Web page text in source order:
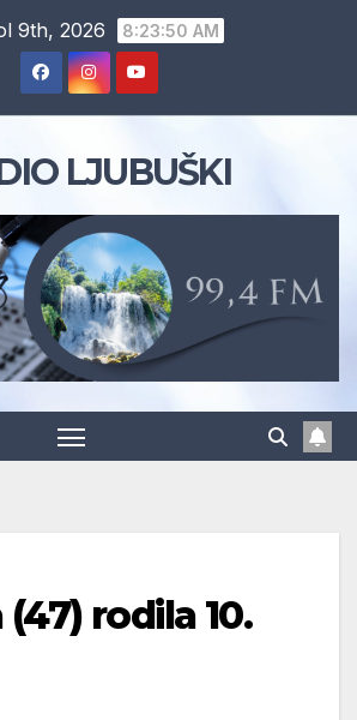
9th, 2026 8:23:50 AM
LJUBUŠKI
rodila 10.